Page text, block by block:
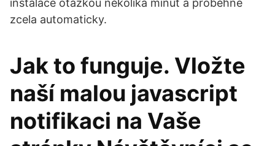
instalace otázkou několika minut a proběhne
zcela automaticky.
Jak to funguje. Vložte
naší malou javascript
notifikaci na Vaše